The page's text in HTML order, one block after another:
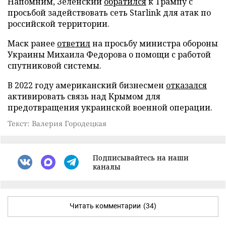
просьбой задействовать сеть Starlink для атак по
российской территории.
Маск ранее ответилна просьбу министра обороны
Украины Михаила Федорова о помощи с работой
спутниковой системы.
В 2022 году американский бизнесмен отказался
активировать связь над Крымом для
предотвращения украинской военной операции.
Текст: Валерия Городецкая
Подписывайтесь на наши
каналы
Читать комментарии (34)